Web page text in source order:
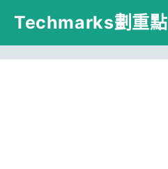
跳
主
Techmarks劃重點